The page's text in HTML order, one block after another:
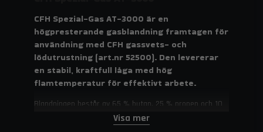
CFH Spezial-Gas AT-3000 är en
högpresterande gasblandning framtagen för
användning med CFH gassvets- och
lödutrustning (art.nr 52500). Den levererar
en stabil, kraftfull låga med hög
flamtemperatur för effektivt arbete.
Blandningen består av 65 % butan, 25 % propen och 10
% propan, vilket ger snabb uppvärmning, hög effekt och
pålitlig drift. Med sin portabla och lätta konstruktion är
Visa mer